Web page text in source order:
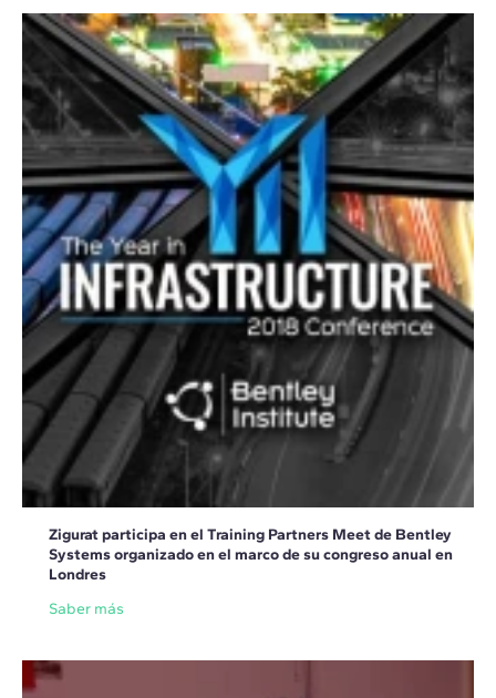
Zigurat participa en el Training Partners Meet de Bentley
Systems organizado en el marco de su congreso anual en
Londres
Saber más